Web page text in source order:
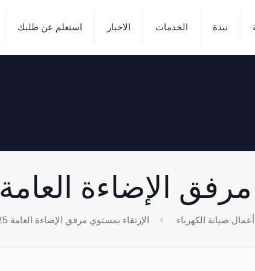
نبذة الخدمات الاخبار استعلم عن طلبك
الإضاءة العامة 1/8/2025
أعمال صيانة الكهرباء الإرتقاء بمستوي مرفق الإضاءة العامة 1/8/2025